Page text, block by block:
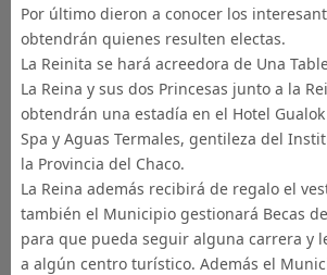
Por último dieron a conocer los
obtendrán quienes resulten electas.
La Reinita se hará acreedora de Una
La Reina y sus dos Princesas junto a la
obtendrán una estadía en el Hotel Gualok
Spa y Aguas Termales, gentileza del
la Provincia del Chaco.
La Reina además recibirá de regalo el
también el Municipio gestionará Becas
para que pueda seguir alguna carrera y
a algún centro turístico. Además el